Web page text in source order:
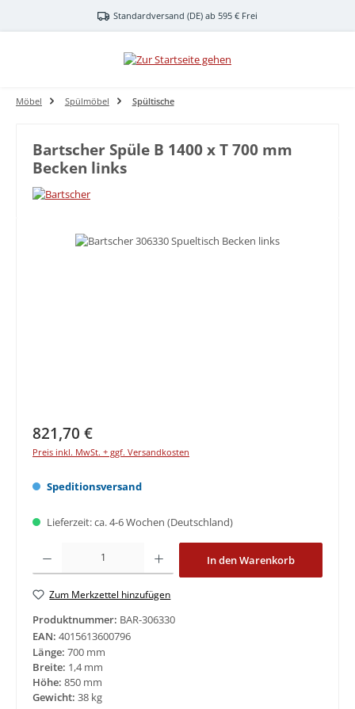
Zum Hauptinhalt springenStandardversand (DE) ab 595 € Frei
Möbel Spülmöbel Spültische
Bartscher Spüle B 1400 x T 700 mm
Becken links
Bildergalerie überspringen
Regulärer Preis:
821,70 €
Preis inkl. MwSt. + ggf. Versandkosten
Speditionsversand
Lieferzeit: ca. 4-6 Wochen (Deutschland)
Produkt Anzahl: Gib den gewünschten Wert ein oder benutze die
In den Warenkorb
Zum Merkzettel hinzufügen
Produktnummer: BAR-306330
EAN: 4015613600796
Länge: 700 mm
Breite: 1,4 mm
Höhe: 850 mm
Gewicht: 38 kg